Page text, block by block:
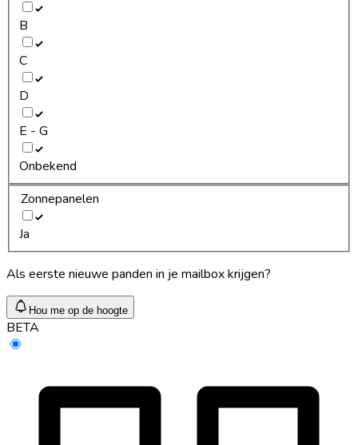
B
C
D
E - G
Onbekend
Zonnepanelen
Ja
Als eerste nieuwe panden in je mailbox krijgen?
Hou me op de hoogte
BETA